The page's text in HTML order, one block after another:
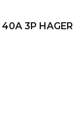
3P HAGER